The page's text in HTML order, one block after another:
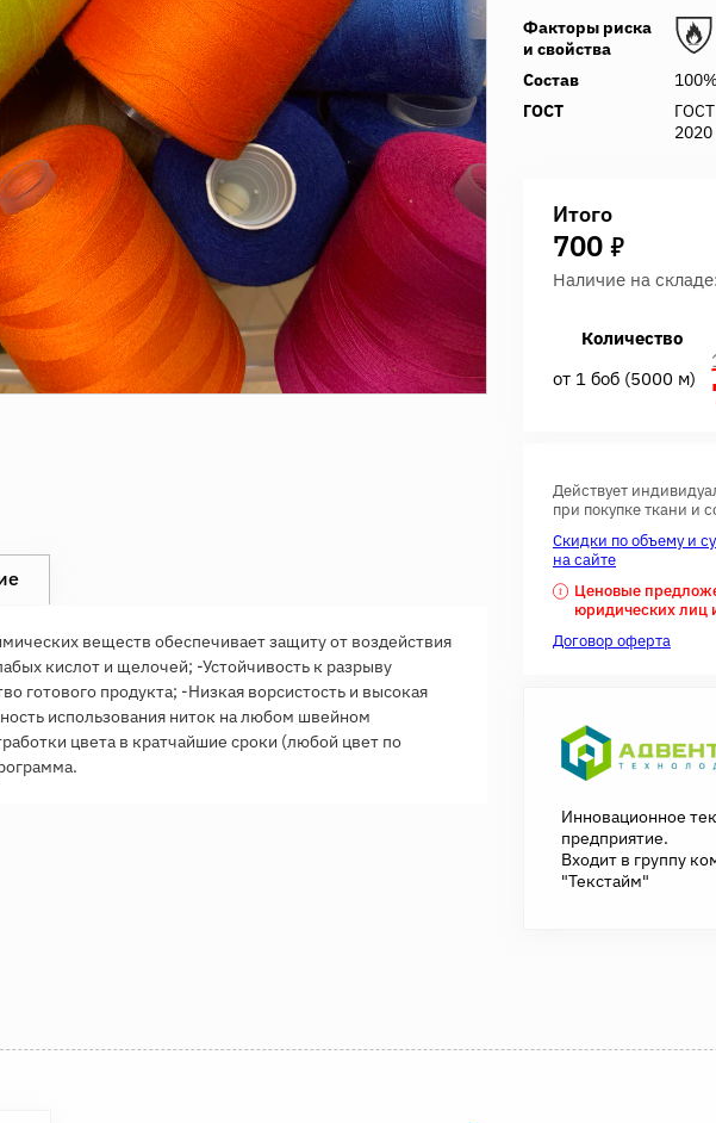
веществ обеспечивает защиту от воздействия
кислот и щелочей; -Устойчивость к разрыву
готового продукта; -Низкая ворсистость и высокая
использования ниток на любом швейном
цвета в кратчайшие сроки (любой цвет по
Факторы риска
и свойства
Состав
ГОСТ
2020
Итого
700 7
Наличие на складе:
Количество
от 1 боб (5000 м)
Действует
при покупке ткани и
Скидки по объему и
на сайте
Ценовые
юридических лиц
Договор оферта
Инновационное
предприятие.
Входит в группу
"Текстайм"